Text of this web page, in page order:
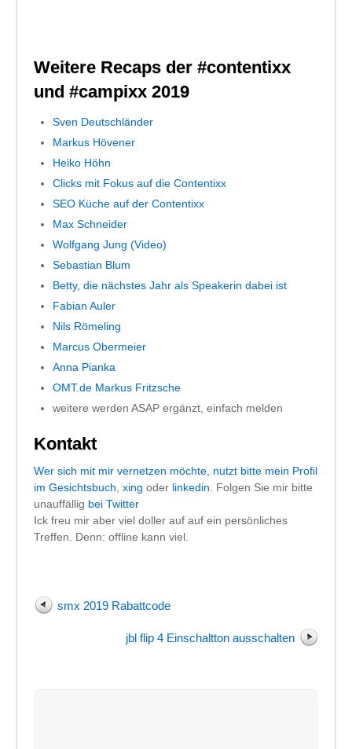
Weitere Recaps der #contentixx
und #campixx 2019
Sven Deutschländer
Markus Hövener
Heiko Höhn
Clicks mit Fokus auf die Contentixx
SEO Küche auf der Contentixx
Max Schneider
Wolfgang Jung (Video)
Sebastian Blum
Betty, die nächstes Jahr als Speakerin dabei ist
Fabian Auler
Nils Römeling
Marcus Obermeier
Anna Pianka
OMT.de Markus Fritzsche
weitere werden ASAP ergänzt, einfach melden
Kontakt
Wer sich mit mir vernetzen möchte, nutzt bitte mein Profil
im Gesichtsbuch, xing oder linkedin. Folgen Sie mir bitte
unauffällig bei Twitter
Ick freu mir aber viel doller auf auf ein persönliches
Treffen. Denn: offline kann viel.
smx 2019 Rabattcode
jbl flip 4 Einschaltton ausschalten